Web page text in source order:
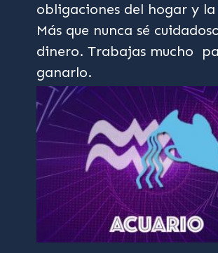
obligaciones del hogar y
Más que nunca sé
dinero. Trabajas mucho
ganarlo.